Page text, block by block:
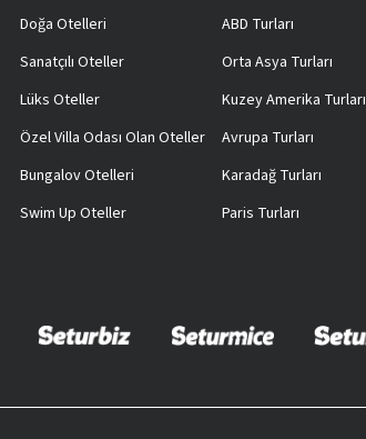
Doğa Otelleri
Sanatçılı Oteller
Lüks Oteller
Özel Villa Odası Olan Oteller
Bungalov Otelleri
Swim Up Oteller
ABD Turları
Orta Asya Turları
Kuzey Amerika Turları
Avrupa Turları
Karadağ Turları
Paris Turları